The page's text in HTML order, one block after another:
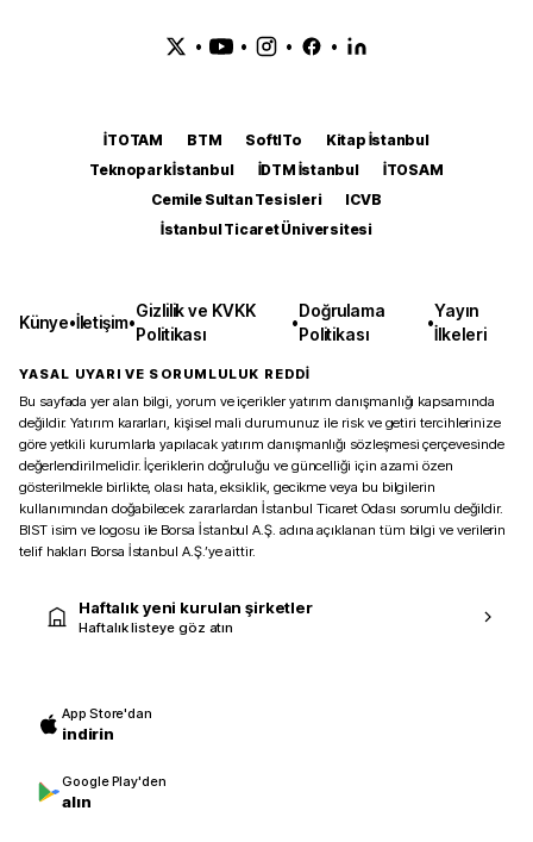
• • • •
İTOTAM BTM SoftITo
Kitap İstanbul
Teknopark İstanbul
İDTM İstanbul
İTOSAM
Cemile Sultan Tesisleri
ICVB
İstanbul Ticaret Üniversitesi
Künye•İletişim•
Gizlilik ve KVKK
Politikası
•
Doğrulama
Politikası
•
Yayın
İlkeleri
YASAL UYARI VE SORUMLULUK REDDİ
Bu sayfada yer alan bilgi, yorum ve içerikler yatırım danışmanlığı kapsamında
değildir. Yatırım kararları, kişisel mali durumunuz ile risk ve getiri tercihlerinize
göre yetkili kurumlarla yapılacak yatırım danışmanlığı sözleşmesi çerçevesinde
değerlendirilmelidir. İçeriklerin doğruluğu ve güncelliği için azami özen
gösterilmekle birlikte, olası hata, eksiklik, gecikme veya bu bilgilerin
kullanımından doğabilecek zararlardan İstanbul Ticaret Odası sorumlu değildir.
BIST isim ve logosu ile Borsa İstanbul A.Ş. adına açıklanan tüm bilgi ve verilerin
telif hakları Borsa İstanbul A.Ş.’ye aittir.
Haftalık yeni kurulan şirketler
Haftalık listeye göz atın
App Store'dan
indirin
Google Play'den
alın